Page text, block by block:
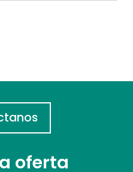
oferta